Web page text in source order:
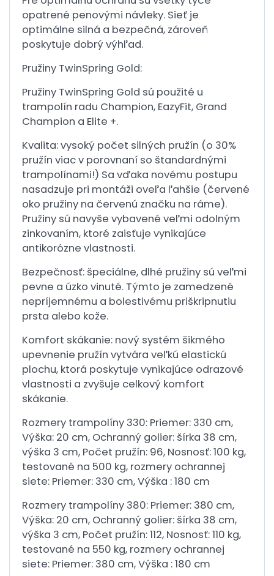
opatrené penovými návleky. Sieť je
optimálne silná a bezpečná, zároveň
poskytuje dobrý výhľad.
Pružiny TwinSpring Gold:
Pružiny TwinSpring Gold sú použité u
trampolín radu Champion, EazyFit, Grand
Champion a Elite +.
Kvalita: vysoký počet silných pružín (o 30%
pružín viac v porovnaní so štandardnými
trampolínami!) Sa vďaka novému postupu
nasadzuje pri montáži oveľa ľahšie (červené
oko pružiny na červenú značku na ráme).
Pružiny sú navyše vybavené veľmi odolným
zinkovaním, ktoré zaisťuje vynikajúce
antikorózne vlastnosti.
Bezpečnosť: špeciálne, dlhé pružiny sú veľmi
pevne a úzko vinuté. Týmto je zamedzené
nepríjemnému a bolestivému priškripnutiu
prsta alebo kože.
Komfort skákanie: nový systém šikmého
upevnenie pružín vytvára veľkú elastickú
plochu, ktorá poskytuje vynikajúce odrazové
vlastnosti a zvyšuje celkový komfort
skákanie.
Rozmery trampolíny 330: Priemer: 330 cm,
Výška: 20 cm, Ochranný golier: šírka 38 cm,
výška 3 cm, Počet pružín: 96, Nosnosť: 100 kg,
testované na 500 kg, rozmery ochrannej
siete: Priemer: 330 cm, Výška : 180 cm
Rozmery trampolíny 380: Priemer: 380 cm,
Výška: 20 cm, Ochranný golier: šírka 38 cm,
výška 3 cm, Počet pružín: 112, Nosnosť: 110 kg,
testované na 550 kg, rozmery ochrannej
siete: Priemer: 380 cm, Výška : 180 cm